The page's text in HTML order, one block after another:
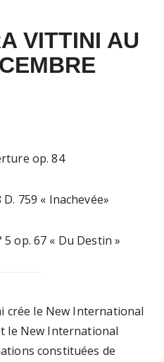
VITTINI AU
op. 84
759 « Inachevée»
op. 67 « Du Destin »
crée le New International
le New International
constituées de